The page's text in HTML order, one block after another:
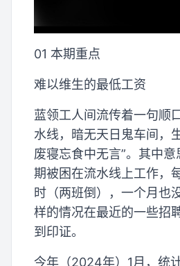
01 本期重点
难以维生的最低工资
蓝领工人间流传着一句顺
水线，暗无天日鬼车间，
废寝忘食中无言”。其中
期被困在流水线上工作，
时（两班倒），一个月也
样的情况在最近的一些招
到印证。
今年（2024年）1月，统